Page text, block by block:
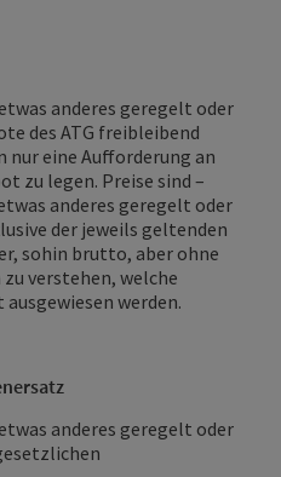
anderes geregelt oder
des ATG freibleibend
eine Aufforderung an
zu legen. Preise sind –
anderes geregelt oder
der jeweils geltenden
sohin brutto, aber ohne
verstehen, welche
werden.
anderes geregelt oder